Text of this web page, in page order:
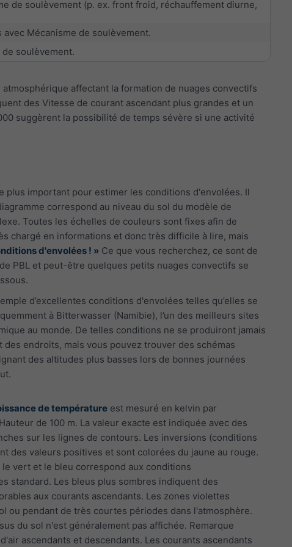
de soulèvement (p. ex. front froid, réchauffement diurne,
Mécanisme de soulèvement.
soulèvement.
affectant la formation de nuages convectifs
des Vitesse de courant ascendant plus grandes et un
suggèrent la possibilité de temps sévère si une activité
plus important pour estimer les conditions d'envolées. Il
correspond au niveau du sol du modèle de
Toutes les échelles de couleurs sont fixes afin de
chargé en informations et donc très difficile à lire, mais
d'envolées ! » Ce que vous recherchez, ce sont de
PBL et peut-être quelques petits nuages convectifs se
d’excellentes conditions d'envolées telles qu’elles se
à Bitterwasser (Namibie), l’un des meilleurs sites
au monde. De telles conditions ne se produiront jamais
des endroits, mais vous pouvez trouver des schémas
des altitudes plus basses lors de bonnes journées
de température est mesuré en kelvin par
de 100 m. La valeur exacte est indiquée avec des
sur les lignes de contours. Les inversions (conditions
des valeurs positives et sont colorées du jaune au rouge.
le vert et le bleu correspond aux conditions
standard. Les bleus plus sombres indiquent des
aux courants ascendants. Les zones violettes
ou pendant de très courtes périodes dans l'atmosphère.
du sol n'est généralement pas affichée. Remarque
ascendants et descendants. Les courants ascendants